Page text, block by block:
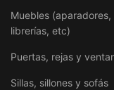
Muebles
librerías, etc)
Puertas, rejas y
Sillas, sillones y sofás